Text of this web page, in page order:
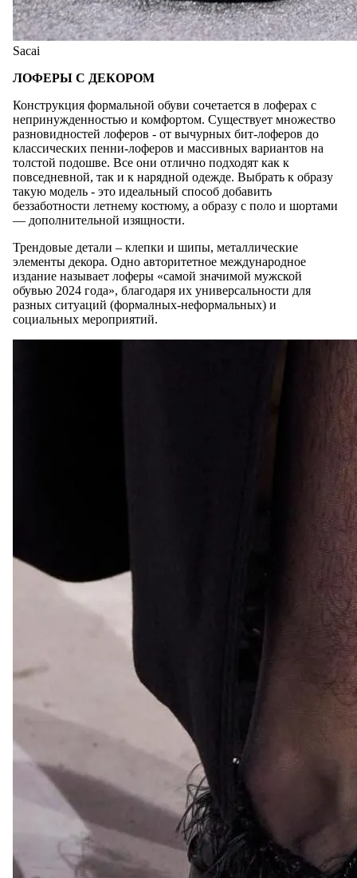
Sacai
ЛОФЕРЫ С ДЕКОРОМ
Конструкция формальной обуви сочетается в лоферах с
непринужденностью и комфортом. Существует множество
разновидностей лоферов - от вычурных бит-лоферов до
классических пенни-лоферов и массивных вариантов на
толстой подошве. Все они отлично подходят как к
повседневной, так и к нарядной одежде. Выбрать к образу
такую модель - это идеальный способ добавить
беззаботности летнему костюму, а образу с поло и шортами
— дополнительной изящности.
Трендовые детали – клепки и шипы, металлические
элементы декора. Одно авторитетное международное
издание называет лоферы «самой значимой мужской
обувью 2024 года», благодаря их универсальности для
разных ситуаций (формалных-неформальных) и
социальных мероприятий.